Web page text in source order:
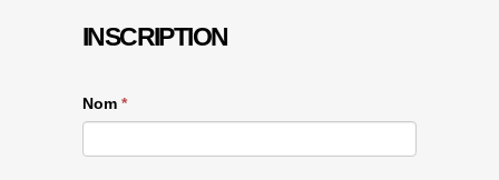
INSCRIPTION
Nom *